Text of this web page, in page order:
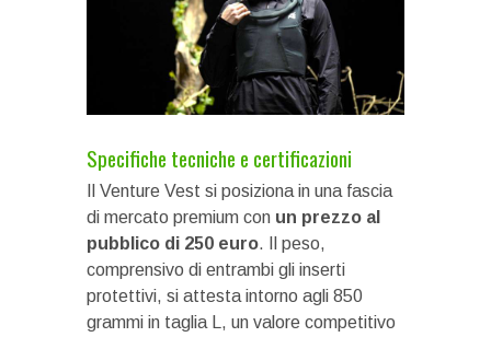
Specifiche tecniche e certificazioni
Il Venture Vest si posiziona in una fascia
di mercato premium con un prezzo al
pubblico di 250 euro. Il peso,
comprensivo di entrambi gli inserti
protettivi, si attesta intorno agli 850
grammi in taglia L, un valore competitivo